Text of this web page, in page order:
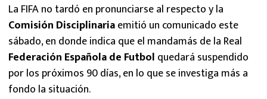
La FIFA no tardó en pronunciarse al respecto y la
Comisión Disciplinariaemitió un comunicado este
sábado, en donde indica que el mandamás de la Real
Federación Española de Futbol quedará suspendido
por los próximos 90 días, en lo que se investiga más a
fondo la situación.